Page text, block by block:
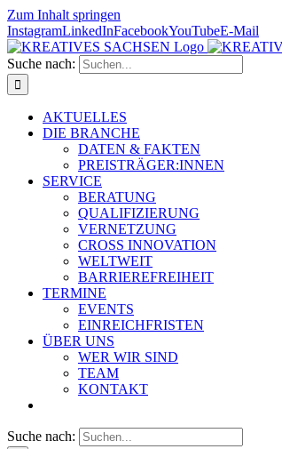
Zum Inhalt springen
InstagramLinkedInFacebookYouTubeE-Mail
Suche nach:
AKTUELLES
DIE BRANCHE
DATEN & FAKTEN
PREISTRÄGER:INNEN
SERVICE
BERATUNG
QUALIFIZIERUNG
VERNETZUNG
CROSS INNOVATION
WELTWEIT
BARRIEREFREIHEIT
TERMINE
EVENTS
EINREICHFRISTEN
ÜBER UNS
WER WIR SIND
TEAM
KONTAKT
Suche nach: